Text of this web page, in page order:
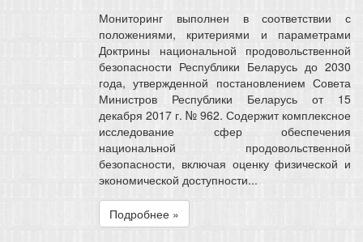
Мониторинг выполнен в соответствии с
положениями, критериями и параметрами
Доктрины национальной продовольственной
безопасности Республики Беларусь до 2030
года, утвержденной постановлением Совета
Министров Республики Беларусь от 15
декабря 2017 г. № 962. Содержит комплексное
исследование сфер обеспечения
национальной продовольственной
безопасности, включая оценку физической и
экономической доступности...
Подробнее »